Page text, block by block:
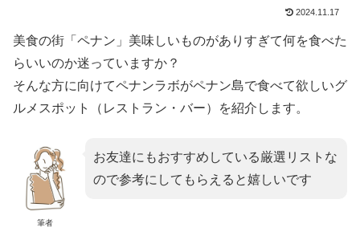
2024.11.17
美食の街「ペナン」美味しいものがありすぎて何を食べた
らいいのか迷っていますか？
そんな方に向けてペナンラボがペナン島で食べて欲しいグ
ルメスポット（レストラン・バー）を紹介します。
筆者
お友達にもおすすめしている厳選リストな
ので参考にしてもらえると嬉しいです